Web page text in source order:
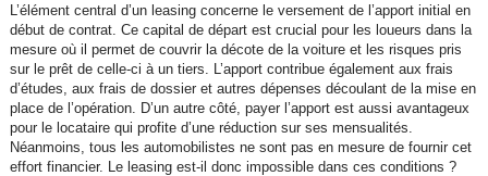
L’élément central d’un leasing concerne le versement de l’apport initial en
début de contrat. Ce capital de départ est crucial pour les loueurs dans la
mesure où il permet de couvrir la décote de la voiture et les risques pris
sur le prêt de celle-ci à un tiers. L’apport contribue également aux frais
d’études, aux frais de dossier et autres dépenses découlant de la mise en
place de l’opération. D’un autre côté, payer l’apport est aussi avantageux
pour le locataire qui profite d’une réduction sur ses mensualités.
Néanmoins, tous les automobilistes ne sont pas en mesure de fournir cet
effort financier. Le leasing est-il donc impossible dans ces conditions ?